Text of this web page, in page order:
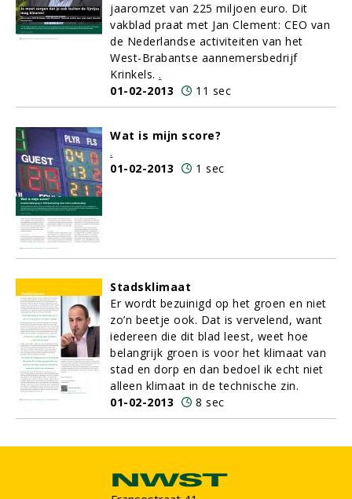
jaaromzet van 225 miljoen euro. Dit
vakblad praat met Jan Clement: CEO van
de Nederlandse activiteiten van het
West-Brabantse aannemersbedrijf
Krinkels. .
01-02-2013
11 sec
Wat is mijn score?
.
01-02-2013
1 sec
Stadsklimaat
Er wordt bezuinigd op het groen en niet
zo’n beetje ook. Dat is vervelend, want
iedereen die dit blad leest, weet hoe
belangrijk groen is voor het klimaat van
stad en dorp en dan bedoel ik echt niet
alleen klimaat in de technische zin.
01-02-2013
8 sec